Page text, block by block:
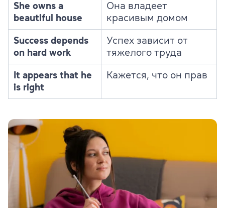
She owns a
beautiful house
Она владеет
красивым домом
Success depends
on hard work
Успех зависит от
тяжелого труда
It appears that he
is right
Кажется, что он прав